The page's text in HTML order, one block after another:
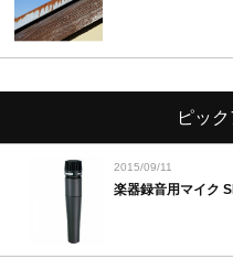
ピッ
2015/09/11
楽器録音用マイク